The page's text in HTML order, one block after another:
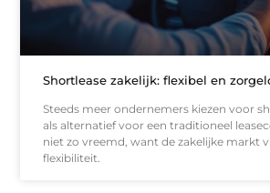
Shortlease zakelijk: flexibel en
Steeds meer ondernemers kiezen voor
als alternatief voor een traditioneel
niet zo vreemd, want de zakelijke markt
flexibiliteit.